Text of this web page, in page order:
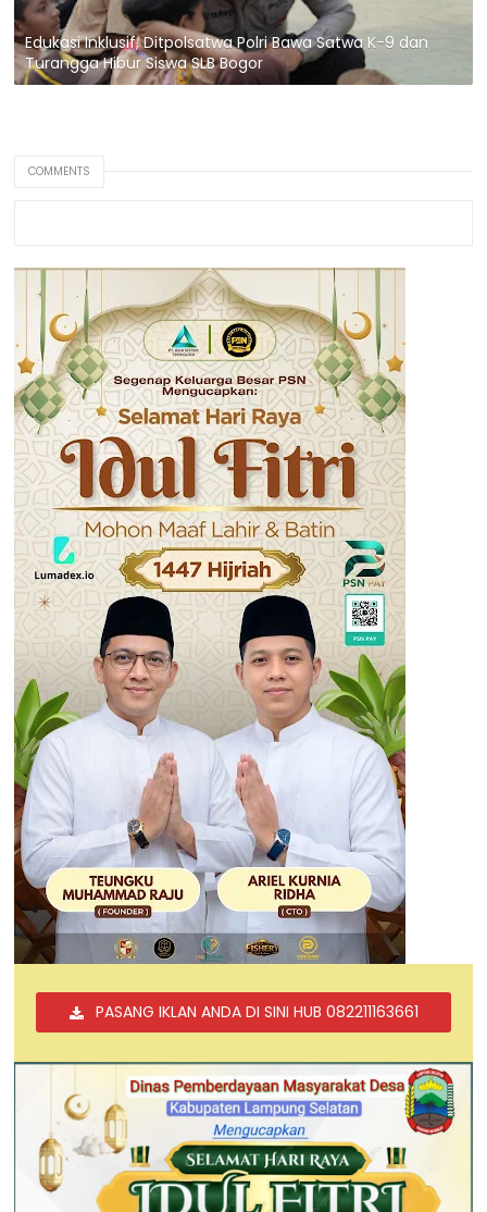
Edukasi Inklusif, Ditpolsatwa Polri Bawa Satwa K-9 dan
Turangga Hibur Siswa SLB Bogor
COMMENTS
PASANG IKLAN ANDA DI SINI HUB 082211163661